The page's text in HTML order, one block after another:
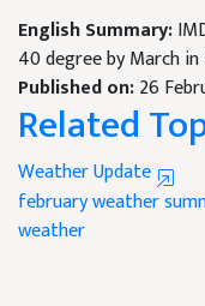
English Summary:
40 degree by March
Published on:26
Related
Weather Update
february weather
weather